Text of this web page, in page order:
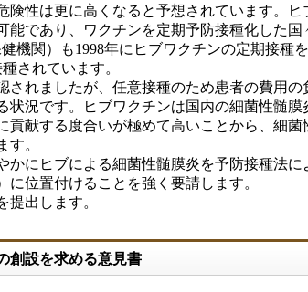
険性は更に高くなると予想されています。ヒ
能であり、ワクチンを定期予防接種化した国
機関）も1998年にヒブワクチンの定期接種
されています。
れましたが、任意接種のため患者の費用の
状況です。ヒブワクチンは国内の細菌性髄膜
貢献する度合いが極めて高いことから、細菌
す。
にヒブによる細菌性髄膜炎を予防接種法に
位置付けることを強く要請します。
出します。
創設を求める意見書